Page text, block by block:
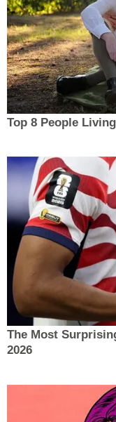
Top 8 People
The Most
2026